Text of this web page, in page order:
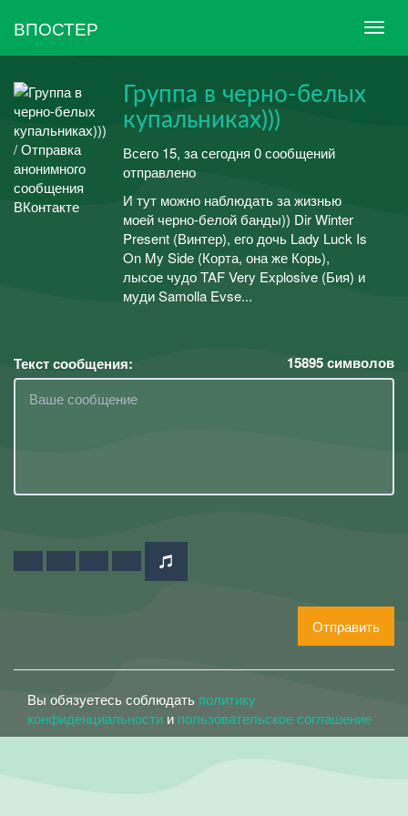
ВПОСТЕР
Группа в черно-белых
купальниках)))
Всего 15, за сегодня 0 сообщений
отправлено
И тут можно наблюдать за жизнью
моей черно-белой банды)) Dir Winter
Present (Винтер), его дочь Lady Luck Is
On My Side (Корта, она же Корь),
лысое чудо TAF Very Explosive (Бия) и
муди Samolla Evse...
Текст сообщения: 15895символов
Отправить
Вы обязуетесь соблюдать политику
конфиденциальности и пользовательское соглашение